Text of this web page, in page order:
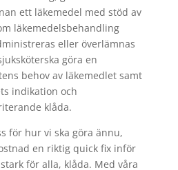
ett läkemedel med stöd av
läkemedelsbehandling
eller överlämnas
göra en
behov av läkemedlet samt
indikation och
klåda.
för hur vi ska göra ännu,
en riktig quick fix inför
för alla, klåda. Med våra